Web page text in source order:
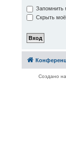
Запомнить
Скрыть моё
Создано